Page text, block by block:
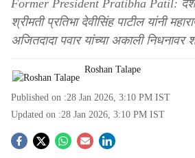
Former President Pratibha Patil:
श्रीमती प्रतिभा देवीसिंह पाटील यांनी
अजितदादा पवार यांच्या अकाली
Roshan Talape
Published on :28 Jan 2026, 3:10 PM IST
Updated on :28 Jan 2026, 3:10 PM IST
S